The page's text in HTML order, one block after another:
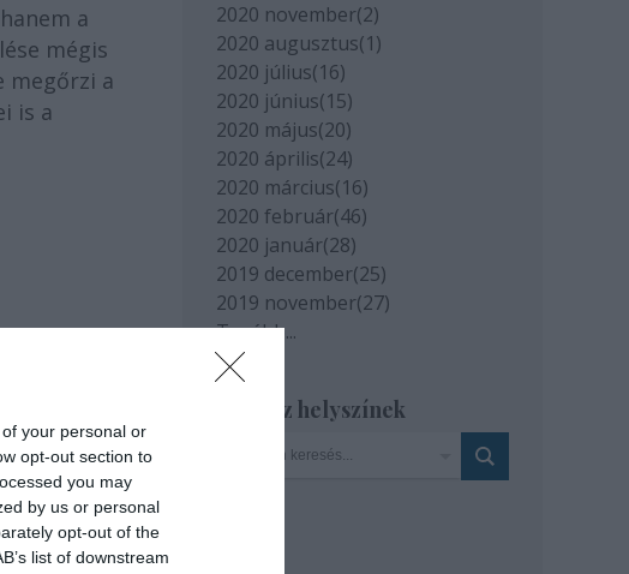
your personal or
opt-out section to
you may
by us or personal
opt-out of the
list of downstream
a
mégis
megőrzi a
is a
2020 november(2)
2020 augusztus(1)
2020 július(16)
2020 június(15)
2020 május(20)
2020 április(24)
2020 március(16)
2020 február(46)
2020 január(28)
2019 december(25)
2019 november(27)
Tovább...
Szinház helyszínek